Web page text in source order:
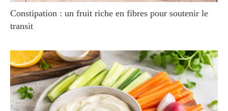
Constipation : un fruit riche en fibres pour soutenir le
transit